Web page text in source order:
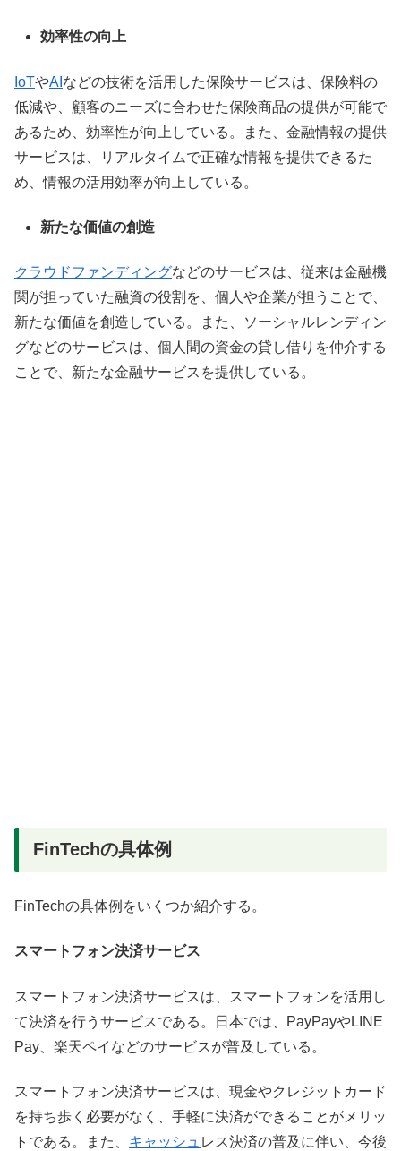
効率性の向上
IoTやAI などの技術を活用した保険サービスは、保険料の
低減や、顧客のニーズに合わせた保険商品の提供が可能で
あるため、効率性が向上している。また、金融情報の提供
サービスは、リアルタイムで正確な情報を提供できるた
め、情報の活用効率が向上している。
新たな価値の創造
クラウドファンディングなどのサービスは、従来は金融機
関が担っていた融資の役割を、個人や企業が担うことで、
新たな価値を創造している。また、ソーシャルレンディン
グなどのサービスは、個人間の資金の貸し借りを仲介する
ことで、新たな金融サービスを提供している。
FinTechの具体例
FinTechの具体例をいくつか紹介する。
スマートフォン決済サービス
スマートフォン決済サービスは、スマートフォンを活用し
て決済を行うサービスである。日本では、PayPayやLINE
Pay、楽天ペイなどのサービスが普及している。
スマートフォン決済サービスは、現金やクレジットカード
を持ち歩く必要がなく、手軽に決済ができることがメリッ
トである。また、 キャッシュ レス決済の普及に伴い、今後